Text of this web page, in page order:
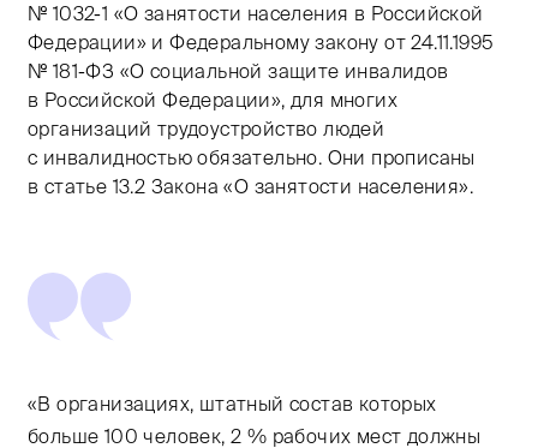
№ 1032-1 «О занятости населения в Российской
Федерации» и Федеральному закону от 24.11.1995
№ 181-ФЗ «О социальной защите инвалидов
в Российской Федерации», для многих
организаций трудоустройство людей
с инвалидностью обязательно. Они прописаны
в статье 13.2 Закона «О занятости населения».
«В организациях, штатный состав которых
больше 100 человек, 2 % рабочих мест должны